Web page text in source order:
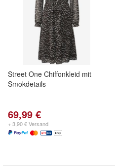
Street One Chiffonkleid mit
Smokdetails
69,99 €
+ 3,90 € Versand